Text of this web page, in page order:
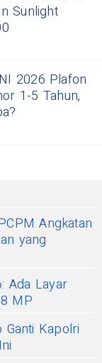
Sunlight
2026 Plafon
1-5 Tahun,
Angkatan
yang
Ada Layar
MP
Kapolri